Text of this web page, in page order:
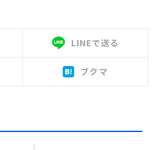
LINEで送る
ブクマ